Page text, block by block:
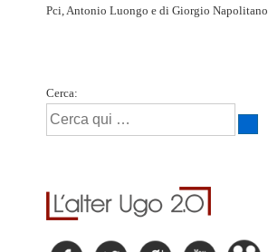
Pci, Antonio Luongo e di Giorgio Napolitano.
Cerca: